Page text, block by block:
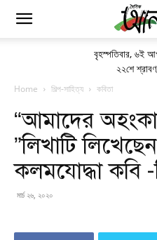
বৃহস্পতিবার, ৬ই
২২শে
Home শিল্প-সাহিত্য কবিতা
“আমাদের
”লিখাটি
কলমযোদ্ধা কবি
মার্চ ২৬, ২০২০